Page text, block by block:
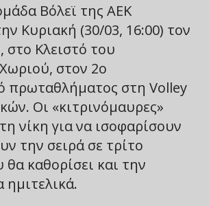
Βόλεϊ της ΑΕΚ
Κυριακή (30/03, 16:00) τον
στο Κλειστό του
στον 2ο
πρωταθλήματος στη Volley
Oι «κιτρινόμαυρες»
νίκη για να ισοφαρίσουν
την σειρά σε τρίτο
θα καθορίσει και την